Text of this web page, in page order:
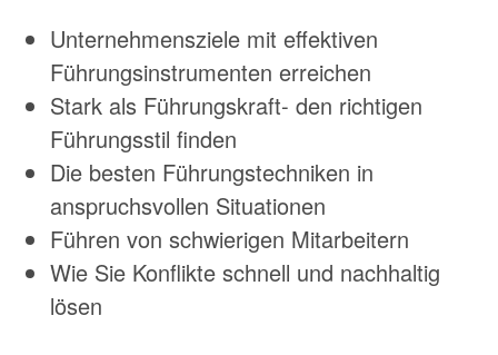
Unternehmensziele mit effektiven
Führungsinstrumenten erreichen
Stark als Führungskraft- den richtigen
Führungsstil finden
Die besten Führungstechniken in
anspruchsvollen Situationen
Führen von schwierigen Mitarbeitern
Wie Sie Konflikte schnell und nachhaltig
lösen